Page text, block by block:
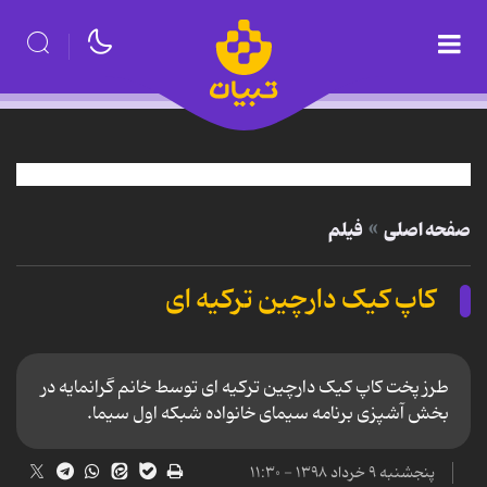
صفحه اصلی فیلم
کاپ کیک دارچین ترکیه ای
طرز پخت کاپ کیک دارچین ترکیه ای توسط خانم گرانمایه در
بخش آشپزی برنامه سیمای خانواده شبکه اول سیما.
پنجشنبه ۹ خرداد ۱۳۹۸ - ۱۱:۳۰